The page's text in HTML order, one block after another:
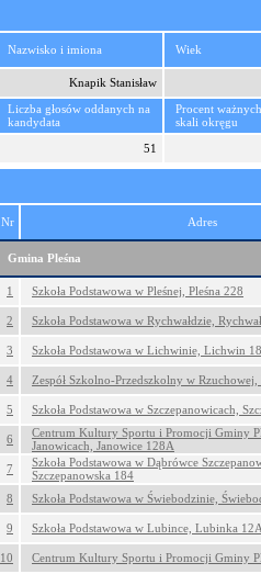
Nazwisko i imiona Wiek
Knapik Stanisław
Liczba głosów oddanych na
kandydata
Procent
skali okręgu
51
Nr Adres
Gmina Pleśna
1 Szkoła Podstawowa w Pleśnej, Pleśna 228
2 Szkoła Podstawowa w Rychwałdzie,
3 Szkoła Podstawowa w Lichwinie, Lichwin
4 Zespół Szkolno-Przedszkolny w
5 Szkoła Podstawowa w Szczepanowicach,
6
Centrum Kultury Sportu i Promocji Gminy
Janowicach, Janowice 128A
7
Szkoła Podstawowa w Dąbrówce
Szczepanowska 184
8 Szkoła Podstawowa w Świebodzinie,
9 Szkoła Podstawowa w Lubince, Lubinka 12A
10 Centrum Kultury Sportu i Promocji Gminy